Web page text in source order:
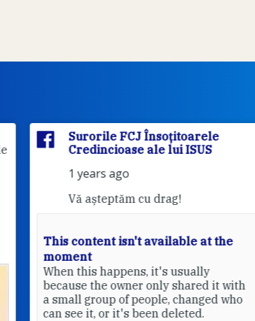
Surorile FCJ Însoțitoarele
Credincioase ale lui ISUS
1 years ago
Vă așteptăm cu drag!
This content isn't available at the
When this happens, it's usually
because the owner only shared it with
a small group of people, changed who
can see it, or it's been deleted.